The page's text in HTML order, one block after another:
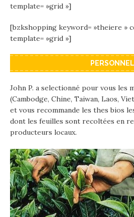
template= »grid »]
[bzkshopping keyword= »theiere »
template= »grid »]
PERSONNEL
John P. a selectionné pour vous les
(Cambodge, Chine, Taiwan, Laos,
et vous recommande les thes bios
dont les feuilles sont recoltées en
producteurs locaux.